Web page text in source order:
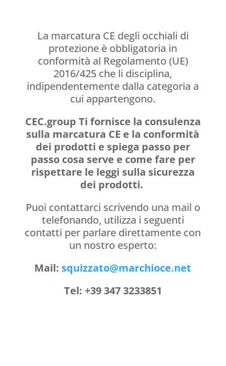
La marcatura CE degli occhiali di
protezione è obbligatoria in
conformità al Regolamento (UE)
2016/425 che li disciplina,
indipendentemente dalla categoria a
cui appartengono.
CEC.group Ti fornisce la consulenza
sulla marcatura CE e la conformità
dei prodotti e spiega passo per
passo cosa serve e come fare per
rispettare le leggi sulla sicurezza
dei prodotti.
Puoi contattarci scrivendo una mail o
telefonando, utilizza i seguenti
contatti per parlare direttamente con
un nostro esperto:
Mail: squizzato@marchioce.net
Tel: +39 347 3233851